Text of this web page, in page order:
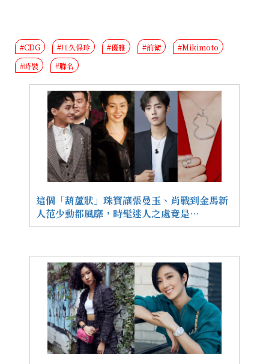
#CDG #川久保玲 #優雅 #前衛
#Mikimoto
#時裝
#聯名
這個「葫蘆狀」珠寶讓張曼玉、肖戰到金馬新
人范少勳都風靡，時髦迷人之處竟是…